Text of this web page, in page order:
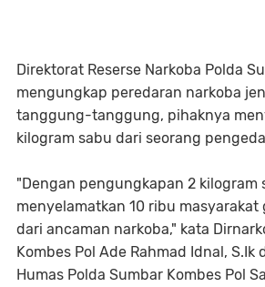
Direktorat Reserse Narkoba Polda
mengungkap peredaran narkoba
tanggung-tanggung, pihaknya
kilogram sabu dari seorang
"Dengan pengungkapan 2 kilogram
menyelamatkan 10 ribu masyarakat
dari ancaman narkoba," kata
Kombes Pol Ade Rahmad Idnal, S.Ik
Humas Polda Sumbar Kombes Pol